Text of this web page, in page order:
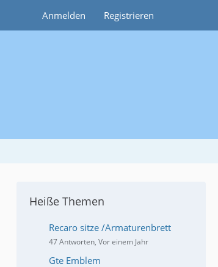
Anmelden Registrieren
Heiße Themen
Recaro sitze /Armaturenbrett
47 Antworten, Vor einem Jahr
Gte Emblem